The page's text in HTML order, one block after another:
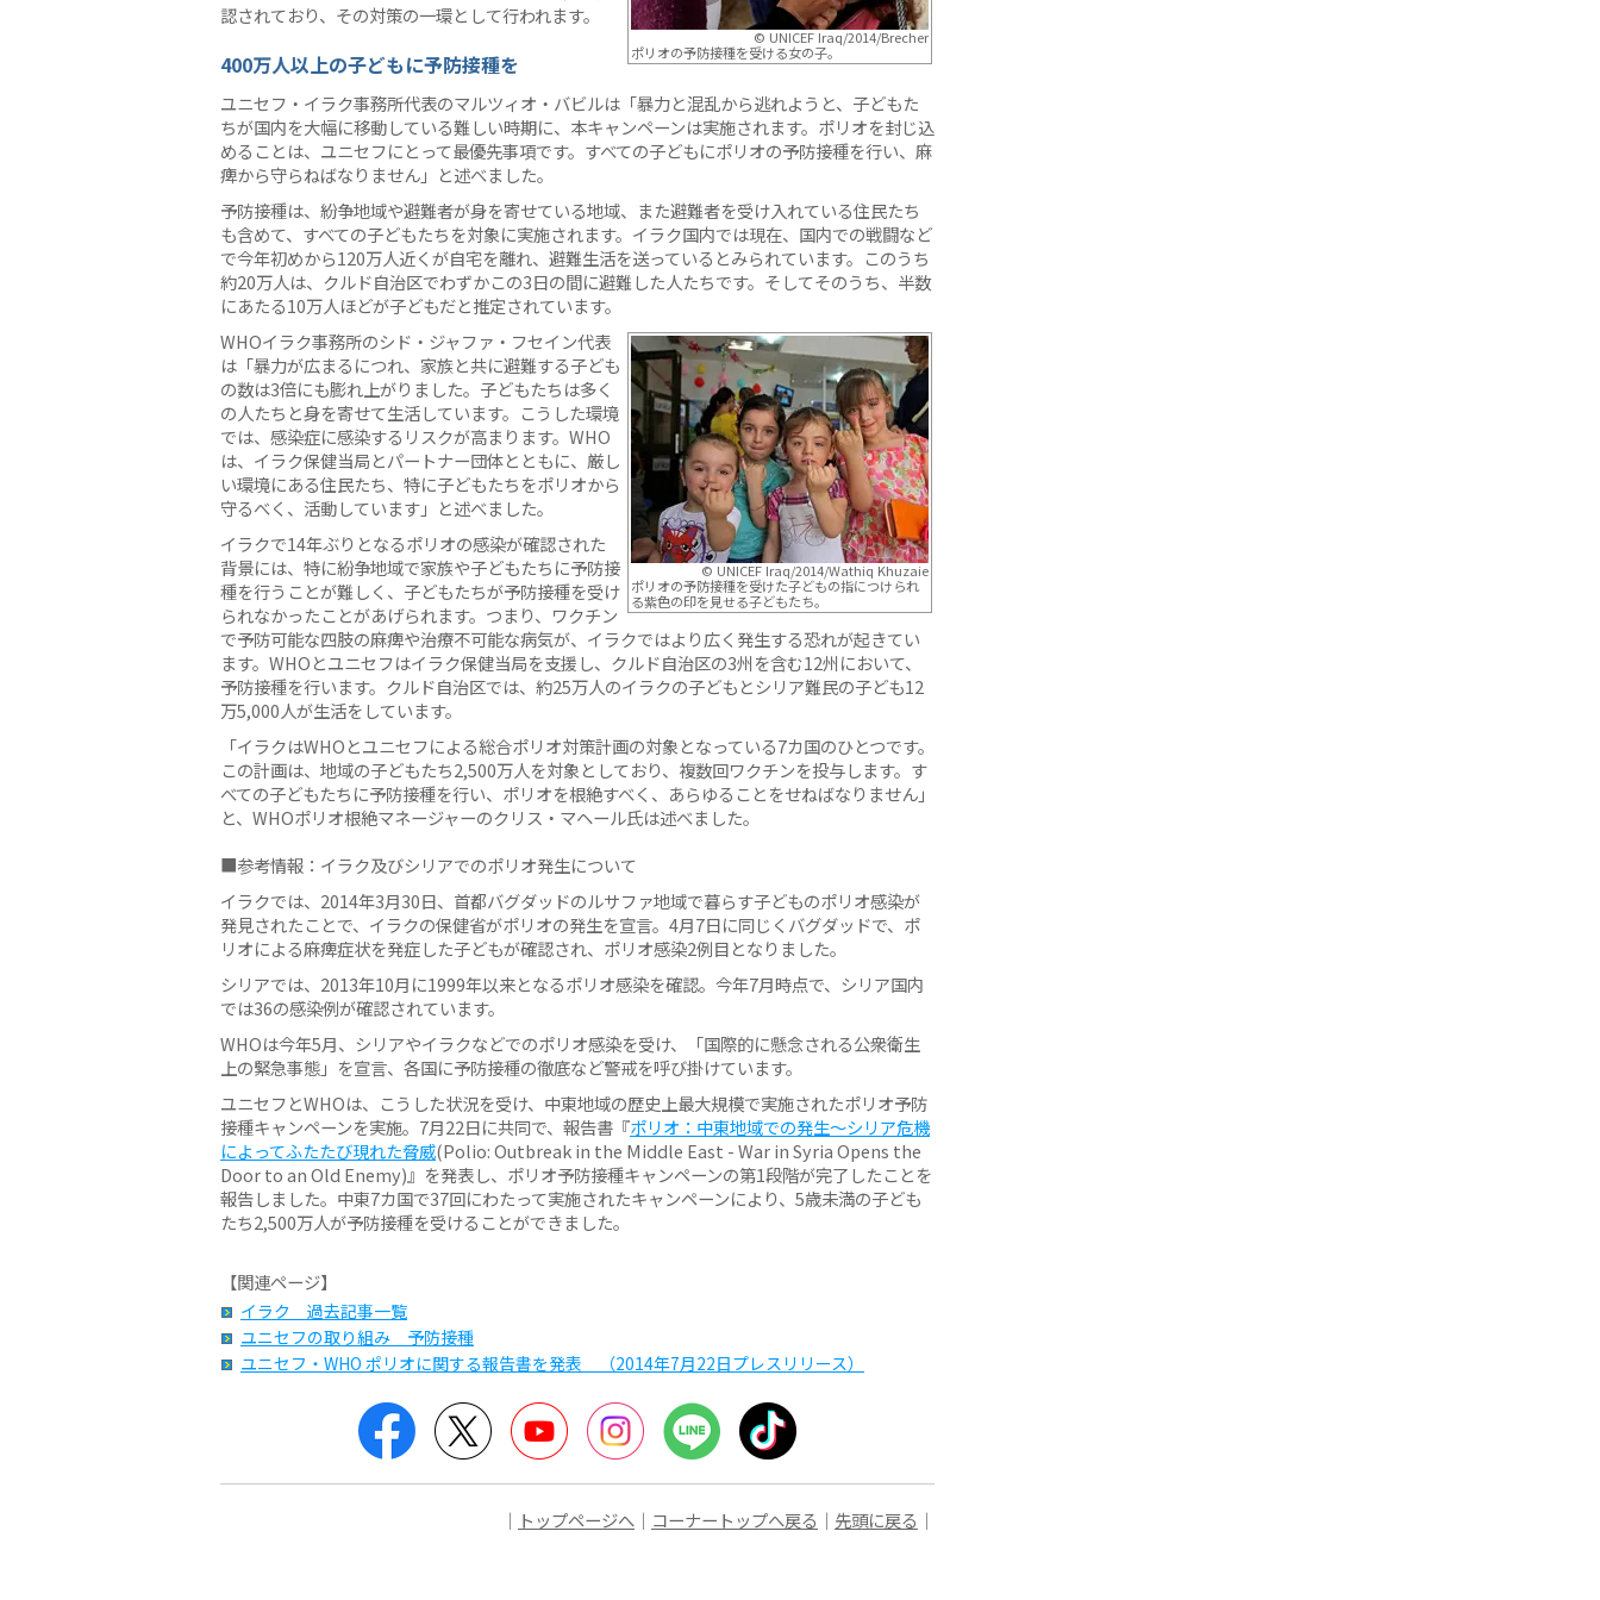
© UNICEF Iraq/2014/Brecher
ポリオの予防接種を受ける女の子。
認されており、その対策の一環として行われます。
400万人以上の子どもに予防接種を
ユニセフ・イラク事務所代表のマルツィオ・バビルは「暴力と混乱から逃れようと、子どもた
ちが国内を大幅に移動している難しい時期に、本キャンペーンは実施されます。ポリオを封じ込
めることは、ユニセフにとって最優先事項です。すべての子どもにポリオの予防接種を行い、麻
痺から守らねばなりません」と述べました。
予防接種は、紛争地域や避難者が身を寄せている地域、また避難者を受け入れている住民たち
も含めて、すべての子どもたちを対象に実施されます。イラク国内では現在、国内での戦闘など
で今年初めから120万人近くが自宅を離れ、避難生活を送っているとみられています。このうち
約20万人は、クルド自治区でわずかこの3日の間に避難した人たちです。そしてそのうち、半数
にあたる10万人ほどが子どもだと推定されています。
© UNICEF Iraq/2014/Wathiq Khuzaie
ポリオの予防接種を受けた子どもの指につけられ
る紫色の印を見せる子どもたち。
WHOイラク事務所のシド・ジャファ・フセイン代表
は「暴力が広まるにつれ、家族と共に避難する子ども
の数は3倍にも膨れ上がりました。子どもたちは多く
の人たちと身を寄せて生活しています。こうした環境
では、感染症に感染するリスクが高まります。WHO
は、イラク保健当局とパートナー団体とともに、厳し
い環境にある住民たち、特に子どもたちをポリオから
守るべく、活動しています」と述べました。
イラクで14年ぶりとなるポリオの感染が確認された
背景には、特に紛争地域で家族や子どもたちに予防接
種を行うことが難しく、子どもたちが予防接種を受け
られなかったことがあげられます。つまり、ワクチン
で予防可能な四肢の麻痺や治療不可能な病気が、イラクではより広く発生する恐れが起きてい
ます。WHOとユニセフはイラク保健当局を支援し、クルド自治区の3州を含む12州において、
予防接種を行います。クルド自治区では、約25万人のイラクの子どもとシリア難民の子ども12
万5,000人が生活をしています。
「イラクはWHOとユニセフによる総合ポリオ対策計画の対象となっている7カ国のひとつです。
この計画は、地域の子どもたち2,500万人を対象としており、複数回ワクチンを投与します。す
べての子どもたちに予防接種を行い、ポリオを根絶すべく、あらゆることをせねばなりません」
と、WHOポリオ根絶マネージャーのクリス・マヘール氏は述べました。
■参考情報：イラク及びシリアでのポリオ発生について
イラクでは、2014年3月30日、首都バグダッドのルサファ地域で暮らす子どものポリオ感染が
発見されたことで、イラクの保健省がポリオの発生を宣言。4月7日に同じくバグダッドで、ポ
リオによる麻痺症状を発症した子どもが確認され、ポリオ感染2例目となりました。
シリアでは、2013年10月に1999年以来となるポリオ感染を確認。今年7月時点で、シリア国内
では36の感染例が確認されています。
WHOは今年5月、シリアやイラクなどでのポリオ感染を受け、「国際的に懸念される公衆衛生
上の緊急事態」を宣言、各国に予防接種の徹底など警戒を呼び掛けています。
ユニセフとWHOは、こうした状況を受け、中東地域の歴史上最大規模で実施されたポリオ予防
接種キャンペーンを実施。7月22日に共同で、報告書『ポリオ：中東地域での発生〜シリア危機
によってふたたび現れた脅威(Polio: Outbreak in the Middle East - War in Syria Opens the
Door to an Old Enemy)』を発表し、ポリオ予防接種キャンペーンの第1段階が完了したことを
報告しました。中東7カ国で37回にわたって実施されたキャンペーンにより、5歳未満の子ども
たち2,500万人が予防接種を受けることができました。
【関連ページ】
イラク 過去記事一覧
ユニセフの取り組み 予防接種
ユニセフ・WHO ポリオに関する報告書を発表 （2014年7月22日プレスリリース）
Facebook Twitter YouTube Instagram LINE
｜ トップページへ ｜ コーナートップへ戻る ｜ 先頭に戻る ｜